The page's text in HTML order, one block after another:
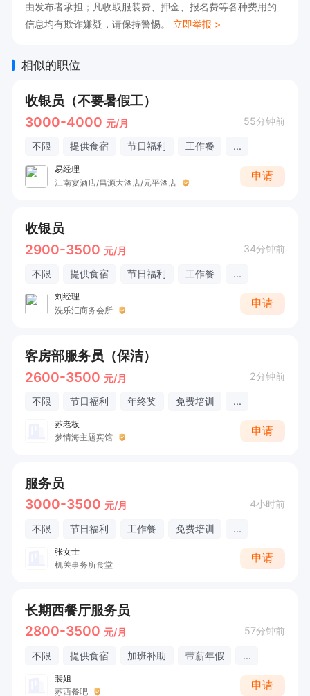
由发布者承担；凡收取服装费、押金、报名费等各种费用的
信息均有欺诈嫌疑，请保持警惕。 立即举报 >
相似的职位
收银员（不要暑假工）
3000-4000 元/月 55分钟前
不限 提供食宿 节日福利 工作餐 ...
易经理
江南宴酒店/昌源大酒店/元平酒店
申请
收银员
2900-3500 元/月 34分钟前
不限 提供食宿 节日福利 工作餐 ...
刘经理
洗乐汇商务会所
申请
客房部服务员（保洁）
2600-3500 元/月 2分钟前
不限 节日福利 年终奖 免费培训 ...
苏老板
梦情海主题宾馆
申请
服务员
3000-3500 元/月 4小时前
不限 节日福利 工作餐 免费培训 ...
张女士
机关事务所食堂
申请
长期西餐厅服务员
2800-3500 元/月 57分钟前
不限 提供食宿 加班补助 带薪年假 ...
裴姐
苏西餐吧
申请